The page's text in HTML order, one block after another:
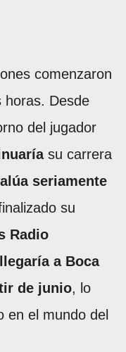
comenzaron
horas. Desde
del jugador
su carrera
seriamente
su
Radio
a Boca
de junio, lo
en el mundo del